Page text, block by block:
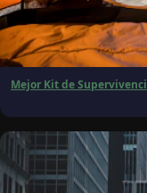
Mejor Kit de